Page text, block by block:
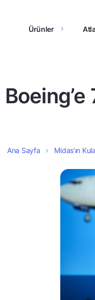
Ürünler
Ana Sayfa Midas’ın